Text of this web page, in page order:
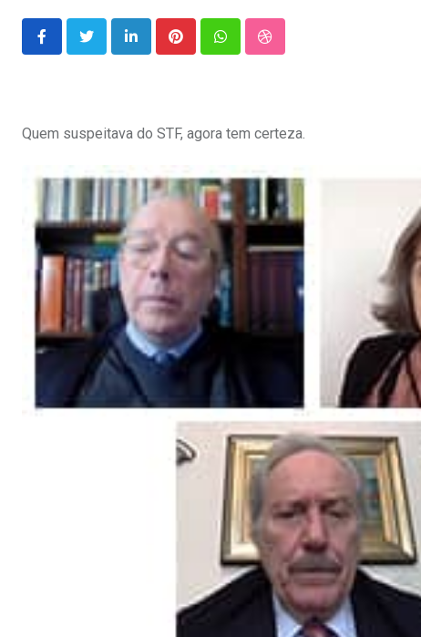
LinkedInPinterestWhatsappStumbleUpon
Quem suspeitava do STF, agora tem certeza.